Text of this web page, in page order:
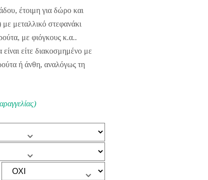
έτοιμη για δώρο και
μεταλλικό στεφανάκι
με φιόγκους κ.α..
είτε διακοσμημένο με
ή άνθη, αναλόγως τη